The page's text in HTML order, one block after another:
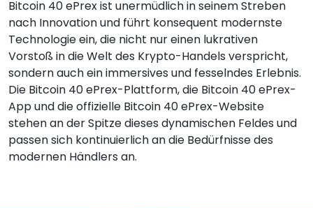
Bitcoin 40 ePrex ist unermüdlich in seinem Streben
nach Innovation und führt konsequent modernste
Technologie ein, die nicht nur einen lukrativen
Vorstoß in die Welt des Krypto-Handels verspricht,
sondern auch ein immersives und fesselndes Erlebnis.
Die Bitcoin 40 ePrex-Plattform, die Bitcoin 40 ePrex-
App und die offizielle Bitcoin 40 ePrex-Website
stehen an der Spitze dieses dynamischen Feldes und
passen sich kontinuierlich an die Bedürfnisse des
modernen Händlers an.